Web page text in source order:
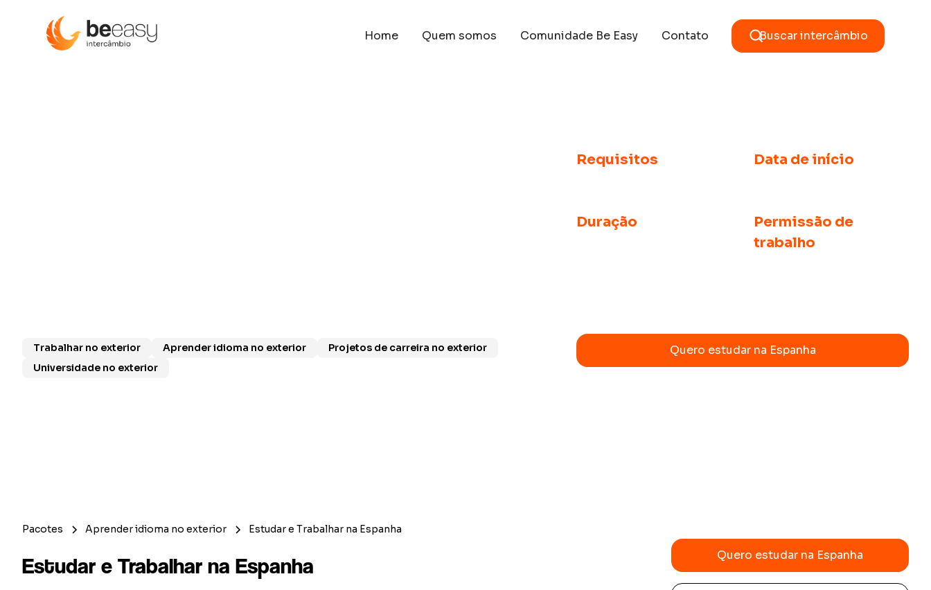
Home Quem somos Comunidade Be Easy Contato Buscar intercâmbio
Trabalhar no exterior Aprender idioma no exterior
Projetos de carreira no exterior
Universidade no exterior
Requisitos Data de início
Duração
Permissão de
trabalho
Quero estudar na Espanha
Pacotes Aprender idioma no exterior Estudar e Trabalhar na Espanha
Estudar e Trabalhar na Espanha Quero estudar na Espanha